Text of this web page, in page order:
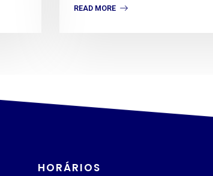
READ MORE
HORÁRIOS